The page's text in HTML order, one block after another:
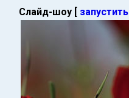
Слайд-шоу [ запустить